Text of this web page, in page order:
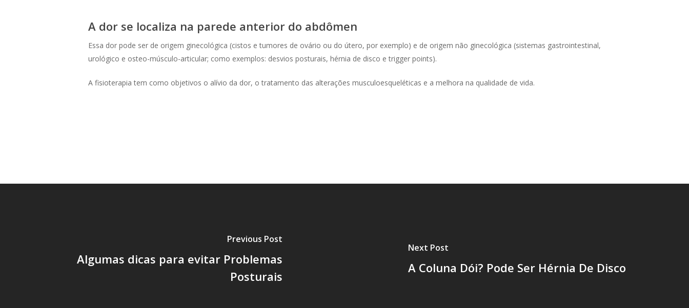
A dor se localiza na parede anterior do abdômen
Essa dor pode ser de origem ginecológica (cistos e tumores de ovário ou do útero, por exemplo) e de origem não ginecológica (sistemas gastrointestinal,
urológico e osteo-músculo-articular; como exemplos: desvios posturais, hérnia de disco e trigger points).
A fisioterapia tem como objetivos o alívio da dor, o tratamento das alterações musculoesqueléticas e a melhora na qualidade de vida.
Previous Post
Algumas dicas para evitar Problemas
Posturais
Next Post
A Coluna Dói? Pode Ser Hérnia De Disco